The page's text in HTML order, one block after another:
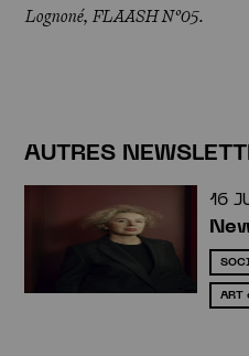
Lognoné, FLAASH N°05.
AUTRES
16
ART